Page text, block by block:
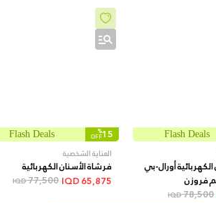
Flash Deals
أورال-بي
78,500
IQD
15
%
OFF
Flash Deals
العناية الشخصية
فرشاة الأسنان الكهربائية
65,875
77,500
IQD